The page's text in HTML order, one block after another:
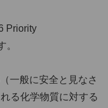
Priority
。
一般に安全と見なさ
る化学物質に対する